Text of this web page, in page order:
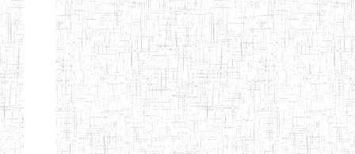
TECHNICAL
TEACHER
TRAINING
INSTITUTE
SAINT
28/12/2007 ENIEG